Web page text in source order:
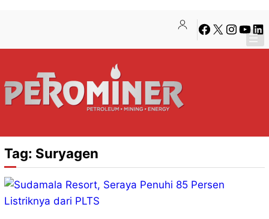
konten
content
Facebook
X Instagram
Tag: Suryagen